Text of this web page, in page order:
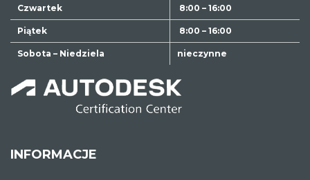
Czwartek 8:00 – 16:00
Piątek 8:00 – 16:00
Sobota – Niedziela nieczynne
INFORMACJE